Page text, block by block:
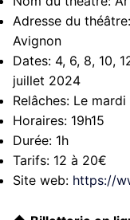
Adresse du théâtre:
Avignon
Dates: 4, 6, 8, 10,
juillet 2024
Relâches: Le mardi
Horaires: 19h15
Durée: 1h
Tarifs: 12 à 20€
Site web: https://